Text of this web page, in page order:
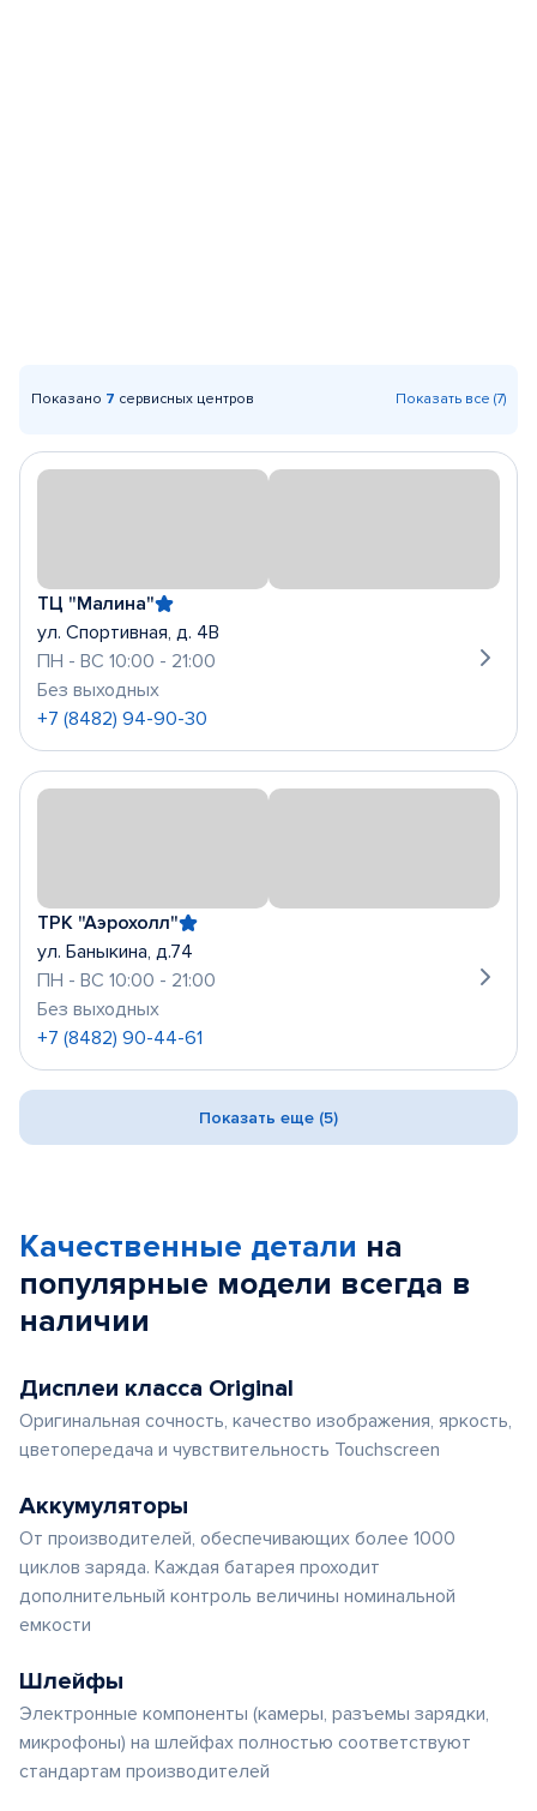
Показано 7 сервисных центров Показать все (7)
ТЦ "Малина"
ул. Спортивная, д. 4В
ПН - ВС 10:00 - 21:00
Без выходных
+7 (8482) 94-90-30
ТРК "Аэрохолл"
ул. Баныкина, д.74
ПН - ВС 10:00 - 21:00
Без выходных
+7 (8482) 90-44-61
Показать еще (5)
Качественные детали на
популярные модели всегда в
наличии
Дисплеи класса Original
Оригинальная сочность, качество изображения, яркость,
цветопередача и чувствительность Touchscreen
Аккумуляторы
От производителей, обеспечивающих более 1000
циклов заряда. Каждая батарея проходит
дополнительный контроль величины номинальной
емкости
Шлейфы
Электронные компоненты (камеры, разъемы зарядки,
микрофоны) на шлейфах полностью соответствуют
стандартам производителей